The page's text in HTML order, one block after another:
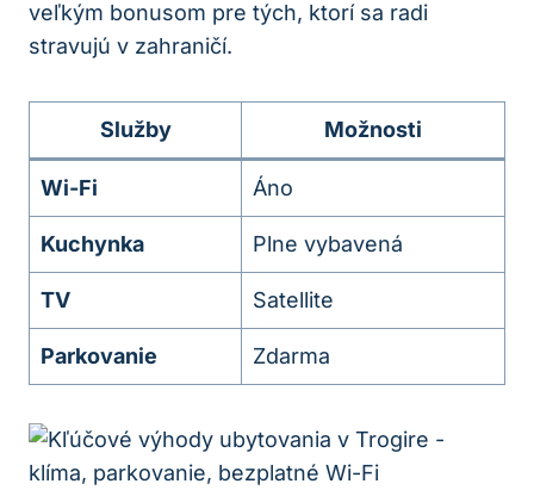
veľkým bonusom pre tých, ktorí sa radi
stravujú v zahraničí.
Služby Možnosti
Wi-Fi Áno
Kuchynka Plne vybavená
TV Satellite
Parkovanie Zdarma